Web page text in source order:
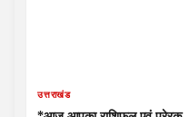
उत्तराखंड